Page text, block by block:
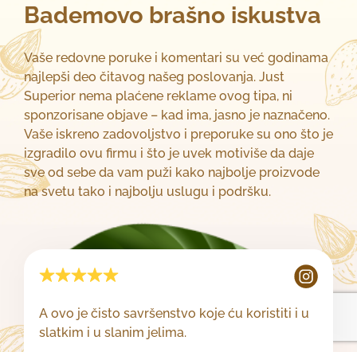
Bademovo brašno iskustva
Vaše redovne poruke i komentari su već godinama
najlepši deo čitavog našeg poslovanja. Just
Superior nema plaćene reklame ovog tipa, ni
sponzorisane objave – kad ima, jasno je naznačeno.
Vaše iskreno zadovoljstvo i preporuke su ono što je
izgradilo ovu firmu i što je uvek motiviše da daje
sve od sebe da vam puži kako najbolje proizvode
na svetu tako i najbolju uslugu i podršku.
A ovo je čisto savršenstvo koje ću koristiti i u
slatkim i u slanim jelima.